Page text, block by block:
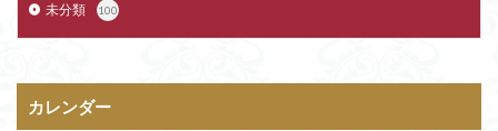
未分類 100
カレンダー